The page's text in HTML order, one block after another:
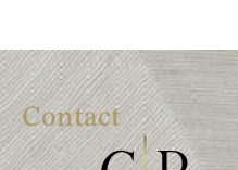
Contact